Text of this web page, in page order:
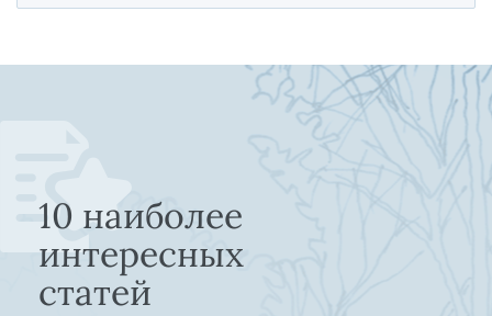
10 наиболее
интересных
статей